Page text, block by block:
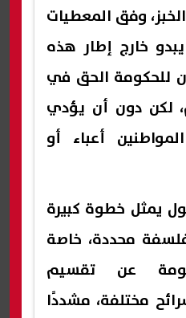
وفق المعطيات
خارج إطار هذه
للحكومة الحق في
لكن دون أن يؤدي
أعباء أو
يمثل خطوة كبيرة
محددة، خاصة
عن تقسيم
مختلفة، مشددًا